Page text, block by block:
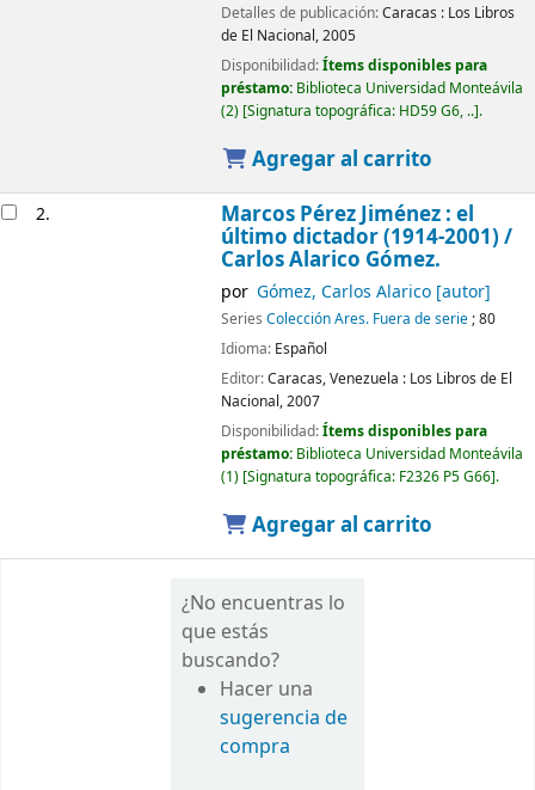
Detalles de publicación:Caracas : Los Libros
de El Nacional,2005
Disponibilidad:Ítems disponibles para
préstamo: Biblioteca Universidad Monteávila
(2) Signatura topográfica: HD59 G6, .. .
Agregar al carrito
2. Marcos Pérez Jiménez : el
último dictador (1914-2001) /
Carlos Alarico Gómez.
por Gómez, Carlos Alarico[autor]
Series Colección Ares. Fuera de serie; 80
Idioma: Español
Editor:Caracas, Venezuela : Los Libros de El
Nacional,2007
Disponibilidad:Ítems disponibles para
préstamo: Biblioteca Universidad Monteávila
(1) Signatura topográfica: F2326 P5 G66 .
Agregar al carrito
¿No encuentras lo
que estás
buscando?
Hacer una
sugerencia de
compra